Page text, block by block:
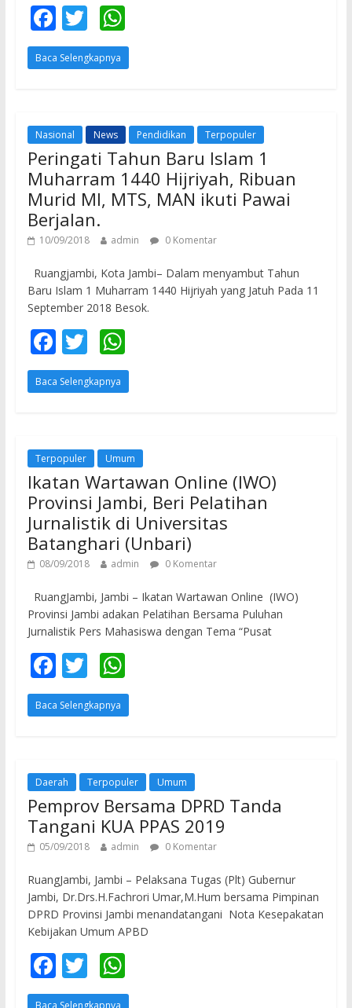
F
ac
e
o
o
k
T
w
itt
W
h
at
A
p
p
Baca Selengkapnya
Nasional News Pendidikan Terpopuler
Peringati Tahun Baru Islam 1
Muharram 1440 Hijriyah, Ribuan
Murid MI, MTS, MAN ikuti Pawai
Berjalan.
10/09/2018 admin 0 Komentar
Ruangjambi, Kota Jambi– Dalam menyambut Tahun
Baru Islam 1 Muharram 1440 Hijriyah yang Jatuh Pada 11
September 2018 Besok.
F
ac
e
o
o
k
T
w
itt
W
h
at
A
p
p
Baca Selengkapnya
Terpopuler Umum
Ikatan Wartawan Online (IWO)
Provinsi Jambi, Beri Pelatihan
Jurnalistik di Universitas
Batanghari (Unbari)
08/09/2018 admin 0 Komentar
RuangJambi, Jambi – Ikatan Wartawan Online (IWO)
Provinsi Jambi adakan Pelatihan Bersama Puluhan
Jurnalistik Pers Mahasiswa dengan Tema “Pusat
F
ac
e
o
o
k
T
w
itt
W
h
at
A
p
p
Baca Selengkapnya
Daerah Terpopuler Umum
Pemprov Bersama DPRD Tanda
Tangani KUA PPAS 2019
05/09/2018 admin 0 Komentar
RuangJambi, Jambi – Pelaksana Tugas (Plt) Gubernur
Jambi, Dr.Drs.H.Fachrori Umar,M.Hum bersama Pimpinan
DPRD Provinsi Jambi menandatangani Nota Kesepakatan
Kebijakan Umum APBD
F
ac
T
w
W
h
Baca Selengkapnya